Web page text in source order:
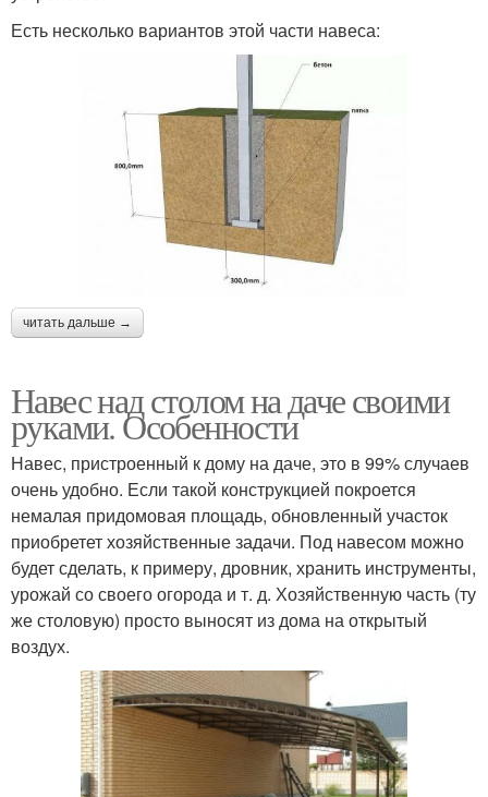
Есть несколько вариантов этой части навеса:
читать дальше →
Навес над столом на даче своими
руками. Особенности
Навес, пристроенный к дому на даче, это в 99% случаев
очень удобно. Если такой конструкцией покроется
немалая придомовая площадь, обновленный участок
приобретет хозяйственные задачи. Под навесом можно
будет сделать, к примеру, дровник, хранить инструменты,
урожай со своего огорода и т. д. Хозяйственную часть (ту
же столовую) просто выносят из дома на открытый
воздух.